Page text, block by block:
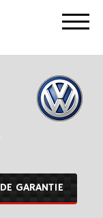
3P
GARANTIE